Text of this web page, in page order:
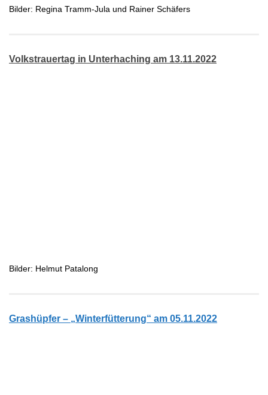
Bilder: Regina Tramm-Jula und Rainer Schäfers
Volkstrauertag in Unterhaching am 13.11.2022
Bilder: Helmut Patalong
Grashüpfer – „Winterfütterung“ am 05.11.2022